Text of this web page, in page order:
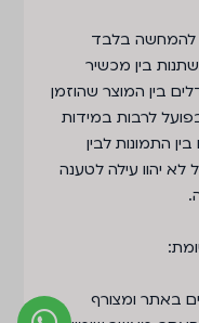
להמחשה בלבד
בין מכשיר
בין המוצר שהוזמן
לרבות במידות
התמונות לבין
לא יהוו עילה לטענה
באתר ומצורף